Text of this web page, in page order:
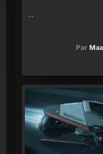
...
Par